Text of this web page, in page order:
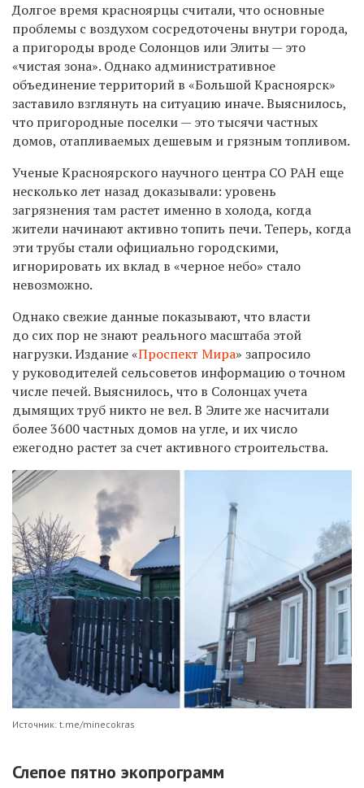
Долгое время красноярцы считали, что основные
проблемы с воздухом сосредоточены внутри города,
а пригороды вроде Солонцов или Элиты — это
«чистая зона». Однако административное
объединение территорий в «Большой Красноярск»
заставило взглянуть на ситуацию иначе. Выяснилось,
что пригородные поселки — это тысячи частных
домов, отапливаемых дешевым и грязным топливом.
Ученые Красноярского научного центра СО РАН еще
несколько лет назад доказывали: уровень
загрязнения там растет именно в холода, когда
жители начинают активно топить печи. Теперь, когда
эти трубы стали официально городскими,
игнорировать их вклад в «черное небо» стало
невозможно.
Однако свежие данные показывают, что власти
до сих пор не знают реального масштаба этой
нагрузки. Издание «Проспект Мира» запросило
у руководителей сельсоветов информацию о точном
числе печей. Выяснилось, что в Солонцах учета
дымящих труб никто не вел. В Элите же насчитали
более 3600 частных домов на угле, и их число
ежегодно растет за счет активного строительства.
Источник: t.me/minecokras
Слепое пятно экопрограмм